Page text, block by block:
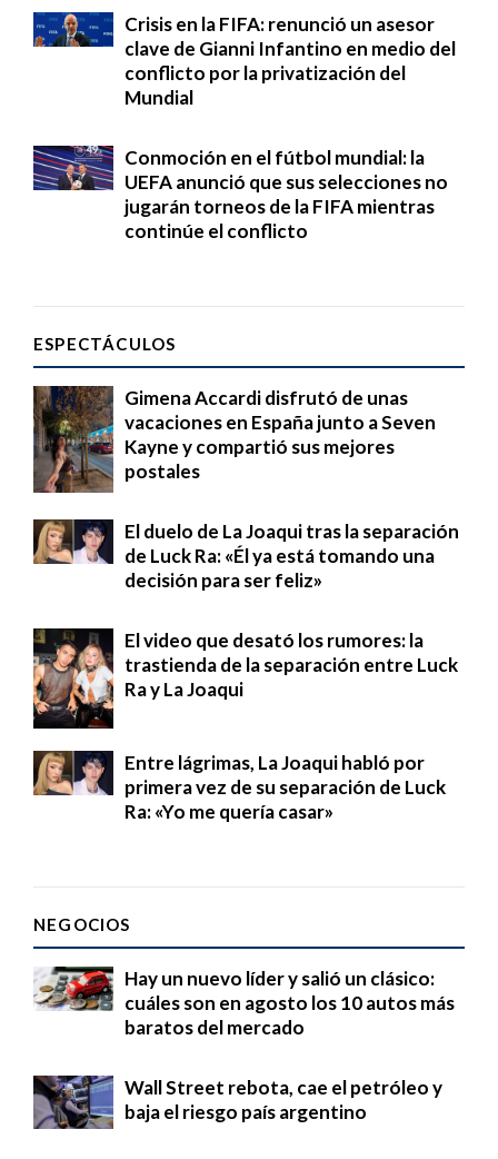
Crisis en la FIFA: renunció un asesor
clave de Gianni Infantino en medio del
conflicto por la privatización del
Mundial
Conmoción en el fútbol mundial: la
UEFA anunció que sus selecciones no
jugarán torneos de la FIFA mientras
continúe el conflicto
ESPECTÁCULOS
Gimena Accardi disfrutó de unas
vacaciones en España junto a Seven
Kayne y compartió sus mejores
postales
El duelo de La Joaqui tras la separación
de Luck Ra: «Él ya está tomando una
decisión para ser feliz»
El video que desató los rumores: la
trastienda de la separación entre Luck
Ra y La Joaqui
Entre lágrimas, La Joaqui habló por
primera vez de su separación de Luck
Ra: «Yo me quería casar»
NEGOCIOS
Hay un nuevo líder y salió un clásico:
cuáles son en agosto los 10 autos más
baratos del mercado
Wall Street rebota, cae el petróleo y
baja el riesgo país argentino